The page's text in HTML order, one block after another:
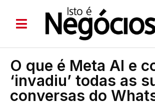
O que é Meta AI e
‘invadiu’ todas as
conversas do